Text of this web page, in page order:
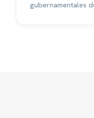
gubernamentales